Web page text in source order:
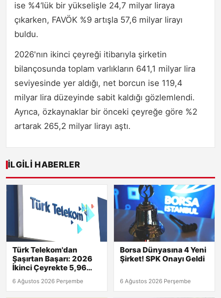
ise %4‘lük bir yükselişle 24,7 milyar liraya
çıkarken, FAVÖK %9 artışla 57,6 milyar lirayı
buldu.
2026'nın ikinci çeyreği itibarıyla şirketin
bilançosunda toplam varlıkların 641,1 milyar lira
seviyesinde yer aldığı, net borcun ise 119,4
milyar lira düzeyinde sabit kaldığı gözlemlendi.
Ayrıca, özkaynaklar bir önceki çeyreğe göre %2
artarak 265,2 milyar lirayı aştı.
İLGILI HABERLER
Türk Telekom'dan
Şaşırtan Başarı: 2026
İkinci Çeyrekte 5,96
Milyar TL Net Kâr!
6 Ağustos 2026 Perşembe
Borsa Dünyasına 4 Yeni
Şirket! SPK Onayı Geldi
6 Ağustos 2026 Perşembe